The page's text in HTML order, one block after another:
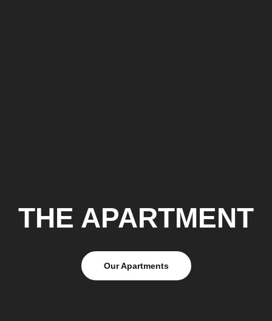
THE APARTMENT
Our Apartments